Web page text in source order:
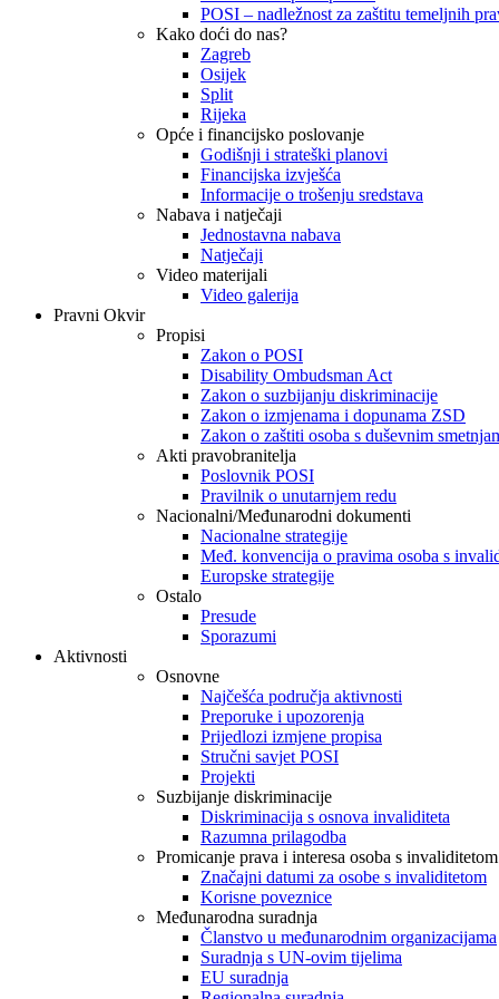
POSI – nadležnost za zaštitu temeljnih
Kako doći do nas?
Zagreb
Osijek
Split
Rijeka
Opće i financijsko poslovanje
Godišnji i strateški planovi
Financijska izvješća
Informacije o trošenju sredstava
Nabava i natječaji
Jednostavna nabava
Natječaji
Video materijali
Video galerija
Pravni Okvir
Propisi
Zakon o POSI
Disability Ombudsman Act
Zakon o suzbijanju diskriminacije
Zakon o izmjenama i dopunama ZSD
Zakon o zaštiti osoba s duševnim
Akti pravobranitelja
Poslovnik POSI
Pravilnik o unutarnjem redu
Nacionalni/Međunarodni dokumenti
Nacionalne strategije
Međ. konvencija o pravima osoba s
Europske strategije
Ostalo
Presude
Sporazumi
Aktivnosti
Osnovne
Najčešća područja aktivnosti
Preporuke i upozorenja
Prijedlozi izmjene propisa
Stručni savjet POSI
Projekti
Suzbijanje diskriminacije
Diskriminacija s osnova invaliditeta
Razumna prilagodba
Promicanje prava i interesa osoba s invaliditetom
Značajni datumi za osobe s invaliditetom
Korisne poveznice
Međunarodna suradnja
Članstvo u međunarodnim organizacijama
Suradnja s UN-ovim tijelima
EU suradnja